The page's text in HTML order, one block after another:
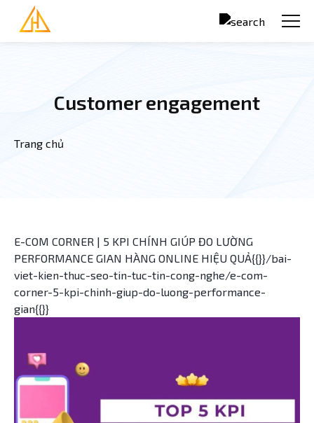
Nhảy đến nội dung
Customer engagement
Bạn đang ở đây
Trang chủ
E-COM CORNER | 5 KPI CHÍNH GIÚP ĐO LƯỜNG
PERFORMANCE GIAN HÀNG ONLINE HIỆU QUẢ{{}}/bai-
viet-kien-thuc-seo-tin-tuc-tin-cong-nghe/e-com-
corner-5-kpi-chinh-giup-do-luong-performance-
gian{{}}